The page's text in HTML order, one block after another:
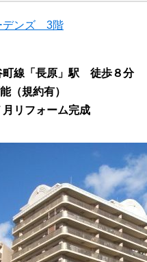
デンズ 3階
線「長原」駅 徒歩８分
（規約有）
リフォーム完成